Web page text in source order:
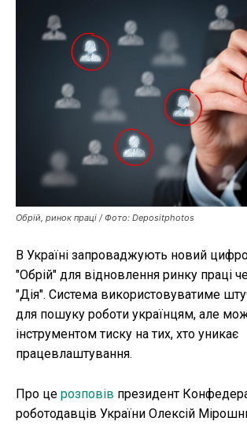
Криптовалюта
Робота і освіта
Публікації
Курс валют
Обрій, ринок праці / Фото: Depositphotos
В Україні запроваджують новий
"Обрій" для відновлення ринку праці
"Дія". Система використовуватиме
для пошуку роботи українцям, але
інструментом тиску на тих, хто уникає
працевлаштування.
Про це розповів президент
роботодавців України Олексій